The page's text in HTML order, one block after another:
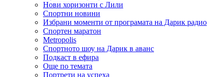
Нови хоризонти с Лили
Спортни новини
Избрани моменти от програмата на Дарик радио
Спортен маратон
Metropolis
Спортното шоу на Дарик в аванс
Подкаст в ефира
Още по темата
Портрети на успеха